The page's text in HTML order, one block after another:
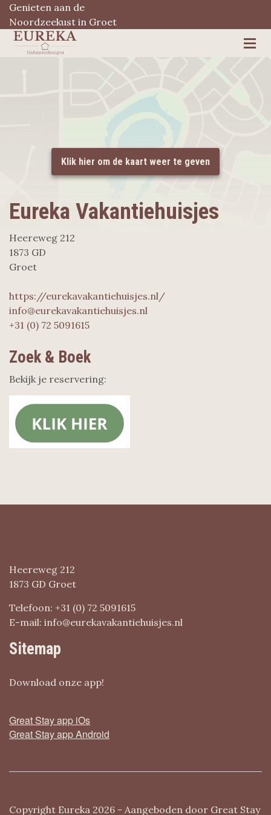
Genieten aan de
Noordzeekust in Groet
Eureka Vakantiehuisjes
Heereweg 212
1873 GD
Groet
https://eurekavakantiehuisjes.nl/
info@eurekavakantiehuisjes.nl
+31 (0) 72 5091615
Zoek & Boek
Bekijk je reservering:
Heereweg 212
1873 GD Groet
Telefoon: +31 (0) 72 5091615
E-mail: info@eurekavakantiehuisjes.nl
Sitemap
Download onze app!
Great Stay app iOs
Great Stay app Android
Copyright Eureka 2026 - Aangeboden door Great Stay